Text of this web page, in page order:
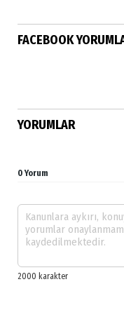
FACEBOOK
YORUMLAR
0 Yorum